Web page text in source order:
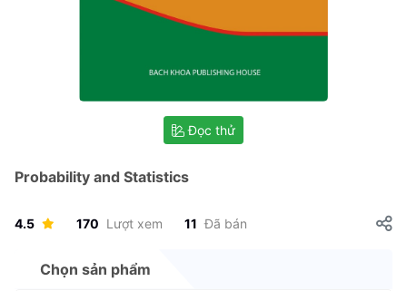
Đọc thử
Probability and Statistics
4.5 170 Lượt xem 11 Đã bán
Chọn sản phẩm